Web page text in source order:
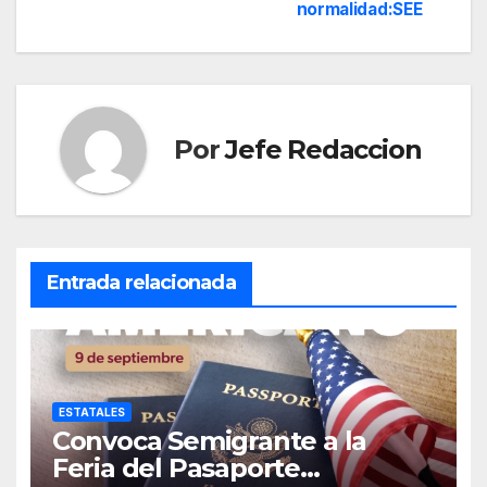
normalidad:SEE
PorJefe Redaccion
Entrada relacionada
ESTATALES
Convoca Semigrante a la
Feria del Pasaporte